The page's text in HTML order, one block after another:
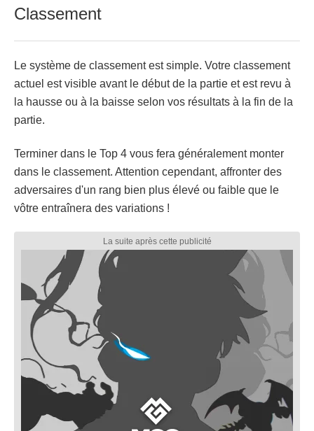
Classement
Le système de classement est simple. Votre classement
actuel est visible avant le début de la partie et est revu à
la hausse ou à la baisse selon vos résultats à la fin de la
partie.
Terminer dans le Top 4 vous fera généralement monter
dans le classement. Attention cependant, affronter des
adversaires d'un rang bien plus élevé ou faible que le
vôtre entraînera des variations !